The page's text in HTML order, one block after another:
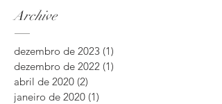
Archive
dezembro de 2023 (1)
dezembro de 2022 (1)
abril de 2020 (2)
janeiro de 2020 (1)